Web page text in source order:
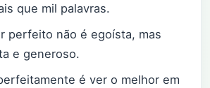
que mil palavras.
perfeito não é egoísta, mas
e generoso.
é ver o melhor em